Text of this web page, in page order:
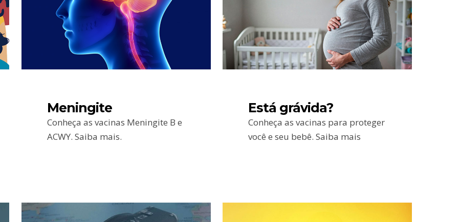
Meningite
Conheça as vacinas Meningite B e
ACWY. Saiba mais.
Está grávida?
Conheça as vacinas para proteger
você e seu bebê. Saiba mais